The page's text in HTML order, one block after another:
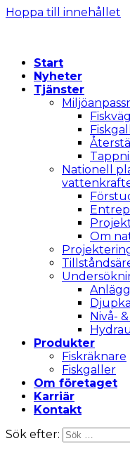
Hoppa till innehållet
Start
Nyheter
Tjänster
Nationell
Om
Nivå-
Produkter
Fiskräknare
Fiskgaller
Om företaget
Karriär
Kontakt
Sök efter: